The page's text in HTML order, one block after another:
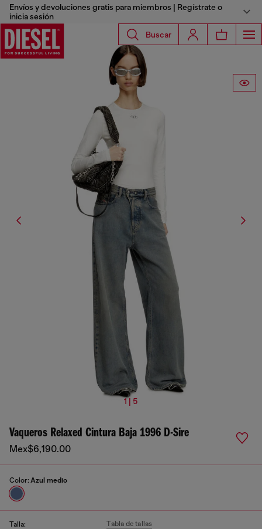
Envíos y devoluciones gratis para miembros | Regístrate o
inicia sesión
Buscar
1 | 5
Vaqueros Relaxed Cintura Baja 1996 D-Sire
Mex$6,190.00
Color: Azul medio
Talla: Tabla de tallas